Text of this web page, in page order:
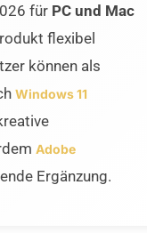
für PC und Mac
flexibel
können als
Windows 11
Adobe
Ergänzung.